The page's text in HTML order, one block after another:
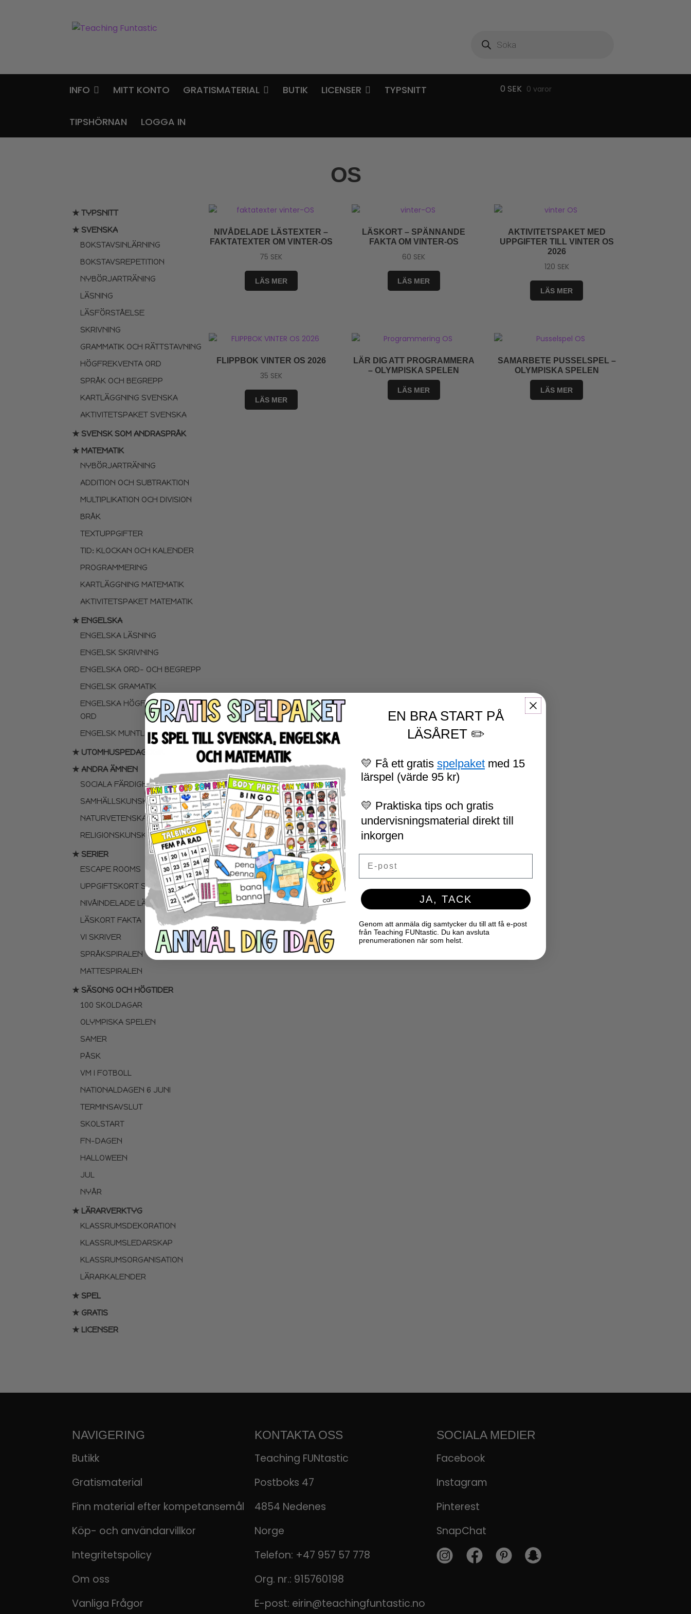
Hoppa
Gå
INFO MITT KONTO GRATISMATERIAL BUTIK LICENSER TYPSNITT
TIPSHÖRNAN LOGGA IN
0 SEK 0 varor
OS
★ TYPSNITT
★ SVENSKA
BOKSTAVSINLÄRNING
BOKSTAVSREPETITION
NYBÖRJARTRÄNING
LÄSNING
LÄSFÖRSTÅELSE
SKRIVNING
GRAMMATIK OCH RÄTTSTAVNING
HÖGFREKVENTA ORD
SPRÅK OCH BEGREPP
KARTLÄGGNING SVENSKA
AKTIVITETSPAKET SVENSKA
★ SVENSK SOM ANDRASPRÅK
★ MATEMATIK
NYBÖRJARTRÄNING
ADDITION OCH SUBTRAKTION
MULTIPLIKATION OCH DIVISION
BRÅK
TEXTUPPGIFTER
TID: KLOCKAN OCH KALENDER
PROGRAMMERING
KARTLÄGGNING MATEMATIK
AKTIVITETSPAKET MATEMATIK
★ ENGELSKA
ENGELSKA LÄSNING
ENGELSK SKRIVNING
ENGELSKA ORD- OCH BEGREPP
ENGELSK GRAMATIK
ENGELSKA HÖGFREKVENTA
ORD
ENGELSK MUNTLIGA FÄRDIGHET
★ UTOMHUSPEDAGOGIK
★ ANDRA ÄMNEN
SOCIALA FÄRDIGHETER
SAMHÄLLSKUNSKAP
NATURVETENSKAP
RELIGIONSKUNSKAP
★ SERIER
ESCAPE ROOMS
UPPGIFTSKORT SVENSKA
NIVÅINDELADE LÄSTEXTER
LÄSKORT FAKTA
VI SKRIVER
SPRÅKSPIRALEN
MATTESPIRALEN
★ SÄSONG OCH HÖGTIDER
100 SKOLDAGAR
OLYMPISKA SPELEN
SAMER
PÅSK
VM I FOTBOLL
NATIONALDAGEN 6 JUNI
TERMINSAVSLUT
SKOLSTART
FN-DAGEN
HALLOWEEN
JUL
NYÅR
★ LÄRARVERKTYG
KLASSRUMSDEKORATION
KLASSRUMSLEDARSKAP
KLASSRUMSORGANISATION
LÄRARKALENDER
★ SPEL
★ GRATIS
★ LICENSER
NIVÅDELADE LÄSTEXTER –
FAKTATEXTER OM VINTER-OS
75 SEK
LÄS MER
LÄSKORT – SPÄNNANDE
FAKTA OM VINTER-OS
60 SEK
LÄS MER
AKTIVITETSPAKET MED
UPPGIFTER TILL VINTER OS
2026
120 SEK
LÄS MER
FLIPPBOK VINTER OS 2026
35 SEK
LÄS MER
LÄR DIG ATT PROGRAMMERA
– OLYMPISKA SPELEN
LÄS MER
SAMARBETE PUSSELSPEL –
OLYMPISKA SPELEN
LÄS MER
NAVIGERING
Butikk
Gratismaterial
Finn material efter kompetansemål
Köp- och användarvillkor
Integritetspolicy
Om oss
Vanliga Frågor
KONTAKTA OSS
Teaching FUNtastic
Postboks 47
4854 Nedenes
Norge
Telefon: +47 957 57 778
Org. nr.: 915760198
E-post: eirin@teachingfuntastic.no
SOCIALA MEDIER
Facebook
Instagram
Pinterest
SnapChat
EN BRA START PÅ
LÄSÅRET ✏️
💛 Få ett gratis spelpaket med 15
lärspel (värde 95 kr)
💛 Praktiska tips och gratis
undervisningsmaterial direkt till
inkorgen
JA, TACK
Genom att anmäla dig samtycker du till att få e-post
från Teaching FUNtastic. Du kan avsluta
prenumerationen när som helst.